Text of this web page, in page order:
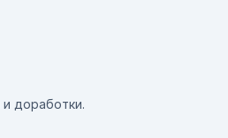
доработки.